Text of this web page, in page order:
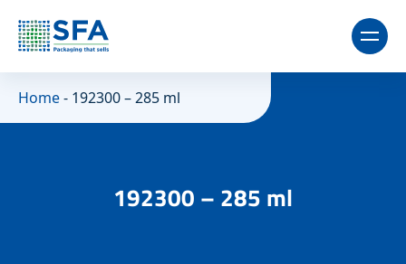
Home- 192300 – 285 ml
192300 – 285 ml